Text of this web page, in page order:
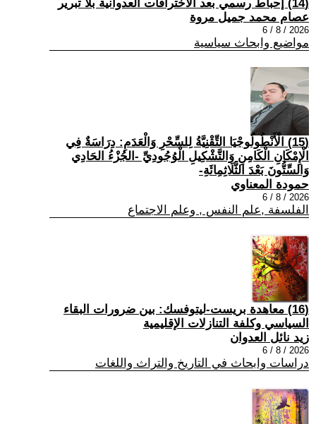
(14) إحباط رسمي بعد الاختراقات العدوانية بلا تبرير
عصام محمد جميل مروة
2026 / 8 / 6
مواضيع وابحاث سياسية
(15) الْأَنْطُولُوجْيَا التِّقْنِيَّةُ لِلسِّحْرِ وَالْعَدَمِ: دِرَاسَةٌ فِي
الْإِمْكَانِ الْكَامِنِ وَالتَّشْكِيلِ الْوُجُودِيِّ -الجُزْءُ الحَادِي
وَالسِّتُّونَ بَعْدَ الثَّلَاثِمِائَةِ-
حمودة المعناوي
2026 / 8 / 6
الفلسفة ,علم النفس , وعلم الاجتماع
(16) معاهدة بريست-ليتوفسك: بين ضرورات البقاء
السياسي وكلفة التنازلات الإقليمية
زيد نائل العدوان
2026 / 8 / 6
دراسات وابحاث في التاريخ والتراث واللغات